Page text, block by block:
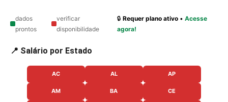
dados
prontos
verificar
disponibilidade
🔒Requer plano ativo •Acesse
agora!
📍 Salário por Estado
AC AL AP
AM BA CE